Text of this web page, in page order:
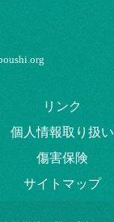
リンク
個⼈情報取り扱い
傷害保険
サイトマップ